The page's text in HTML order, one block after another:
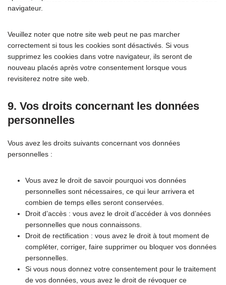
navigateur.
Veuillez noter que notre site web peut ne pas marcher
correctement si tous les cookies sont désactivés. Si vous
supprimez les cookies dans votre navigateur, ils seront de
nouveau placés après votre consentement lorsque vous
revisiterez notre site web.
9. Vos droits concernant les données
personnelles
Vous avez les droits suivants concernant vos données
personnelles :
Vous avez le droit de savoir pourquoi vos données
personnelles sont nécessaires, ce qui leur arrivera et
combien de temps elles seront conservées.
Droit d’accès : vous avez le droit d’accéder à vos données
personnelles que nous connaissons.
Droit de rectification : vous avez le droit à tout moment de
compléter, corriger, faire supprimer ou bloquer vos données
personnelles.
Si vous nous donnez votre consentement pour le traitement
de vos données, vous avez le droit de révoquer ce